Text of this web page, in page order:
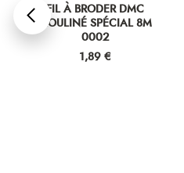
FIL À BRODER DMC
MOULINÉ SPÉCIAL 8M
0002
Prix
1,89 €